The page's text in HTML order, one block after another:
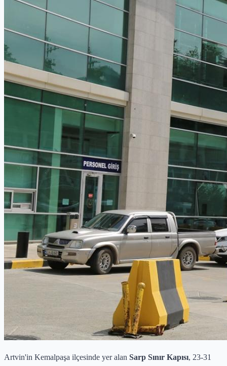
Artvin'in Kemalpaşa ilçesinde yer alan Sarp Sınır Kapısı, 23-31